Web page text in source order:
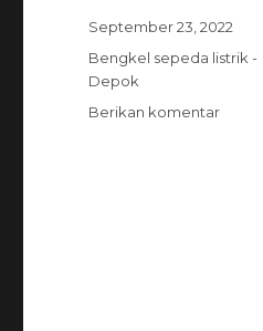
Diposkan
pada
September 23, 2022
Kategori
Bengkel sepeda listrik -
Depok
Berikan komentaruntuk